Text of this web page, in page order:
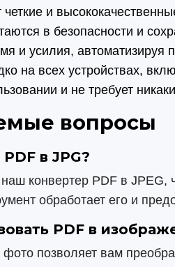
четкие и
в безопасности и
и усилия, автоматизируя
на всех устройствах,
и не требует
вопросы
в JPG?
конвертер PDF в
обработает его и
PDF в
позволяет вам